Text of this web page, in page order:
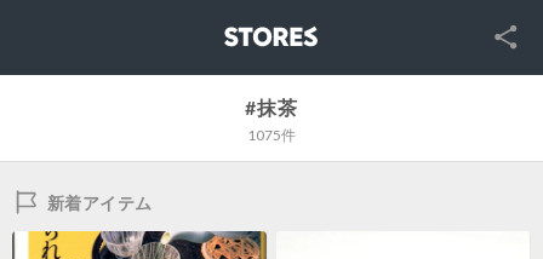
SNS
#抹茶
1075件
新着アイテム